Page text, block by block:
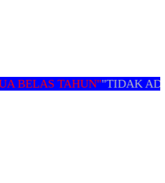
TAHUN""TIDAK ADA